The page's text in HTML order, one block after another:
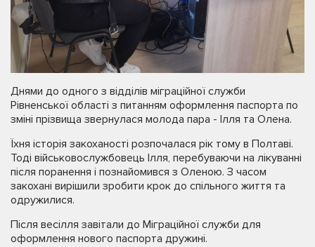
Днями до одного з відділів міграційної служби
Рівненської області з питанням оформлення паспорта по
зміні прізвища звернулася молода пара - Ілля та Олена.
Їхня історія закоханості розпочалася рік тому в Полтаві.
Тоді військовослужбовець Ілля, перебуваючи на лікуванні
після поранення і познайомився з Оленою. З часом
закохані вирішили зробити крок до спільного життя та
одружилися.
Після весілля завітали до Міграційної служби для
оформлення нового паспорта дружині.